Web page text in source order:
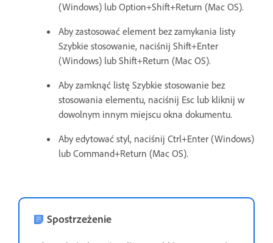
(Windows) lub Option+Shift+Return (Mac OS).
Aby zastosować element bez zamykania listy
Szybkie stosowanie, naciśnij Shift+Enter
(Windows) lub Shift+Return (Mac OS).
Aby zamknąć listę Szybkie stosowanie bez
stosowania elementu, naciśnij Esc lub kliknij w
dowolnym innym miejscu okna dokumentu.
Aby edytować styl, naciśnij Ctrl+Enter (Windows)
lub Command+Return (Mac OS).
Spostrzeżenie